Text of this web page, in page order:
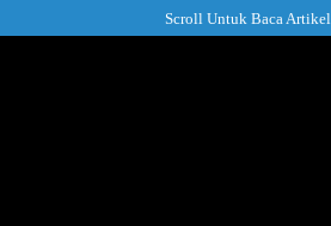
ke
Scroll Untuk Baca Artikel